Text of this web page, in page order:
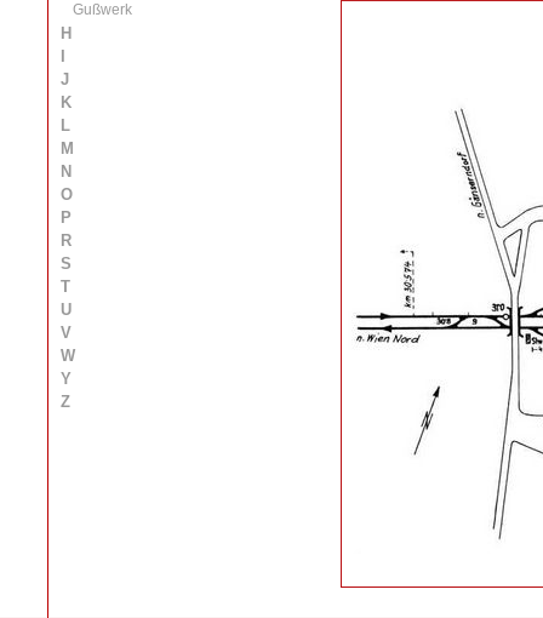
Gußwerk
H
J
K
L
M
N
O
P
R
S
T
U
V
W
Y
Z